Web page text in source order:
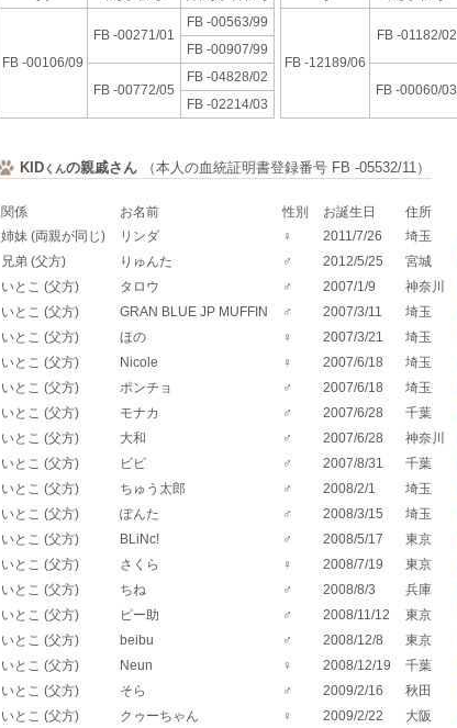
FB -00106/09
FB -00271/01
FB -00563/99
FB -00907/99
FB -00772/05
FB -04828/02
FB -02214/03
FB -12189/06
FB -01182/02
FB -00060/03
KIDくんの親戚さん （本人の血統証明書登録番号 FB -05532/11）
関係 お名前 性別 お誕生日 住所
姉妹 (両親が同じ)
リンダ ♀ 2011/7/26 埼玉
兄弟 (父方) りゅんた ♂ 2012/5/25 宮城
いとこ (父方) タロウ ♂ 2007/1/9 神奈川
いとこ (父方) GRAN BLUE JP MUFFIN ♂ 2007/3/11 埼玉
いとこ (父方) ほの ♀ 2007/3/21 埼玉
いとこ (父方) Nicole ♀ 2007/6/18 埼玉
いとこ (父方) ポンチョ ♂ 2007/6/18 埼玉
いとこ (父方) モナカ ♂ 2007/6/28 千葉
いとこ (父方) 大和 ♂ 2007/6/28 神奈川
いとこ (父方) ビビ ♂ 2007/8/31 千葉
いとこ (父方) ちゅう太郎 ♂ 2008/2/1 埼玉
いとこ (父方) ぽんた ♂ 2008/3/15 埼玉
いとこ (父方) BLiNc! ♂ 2008/5/17 東京
いとこ (父方) さくら ♀ 2008/7/19 東京
いとこ (父方) ちね ♂ 2008/8/3 兵庫
いとこ (父方) ピー助 ♂ 2008/11/12 東京
いとこ (父方) beibu ♂ 2008/12/8 東京
いとこ (父方) Neun ♀ 2008/12/19 千葉
いとこ (父方) そら ♂ 2009/2/16 秋田
いとこ (父方) クゥーちゃん ♀ 2009/2/22 大阪